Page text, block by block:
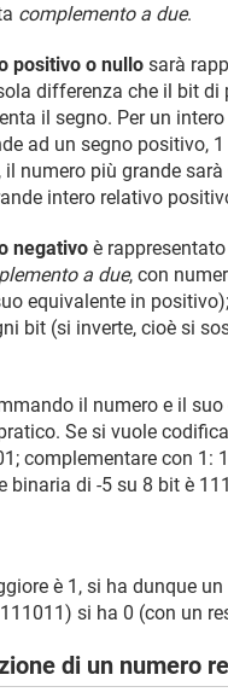
complemento a due.
positivo o nullo sarà
differenza che il bit
il segno. Per un
ad un segno positivo,
il numero più grande
intero relativo
negativo è
a due, con
equivalente in
bit (si inverte, cioè si
il numero e il
Se si vuole
complementare con 1:
binaria di -5 su 8 bit è
è 1, si ha dunque
si ha 0 (con un
di un numero